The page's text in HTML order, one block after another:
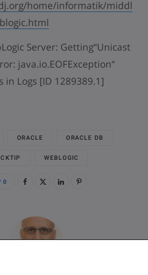
home/informatik/middl
Server: Getting“Unicast
java.io.EOFException“
in Logs [ID 1289389.1]
ORACLE ORACLE DB
WEBLOGIC
0